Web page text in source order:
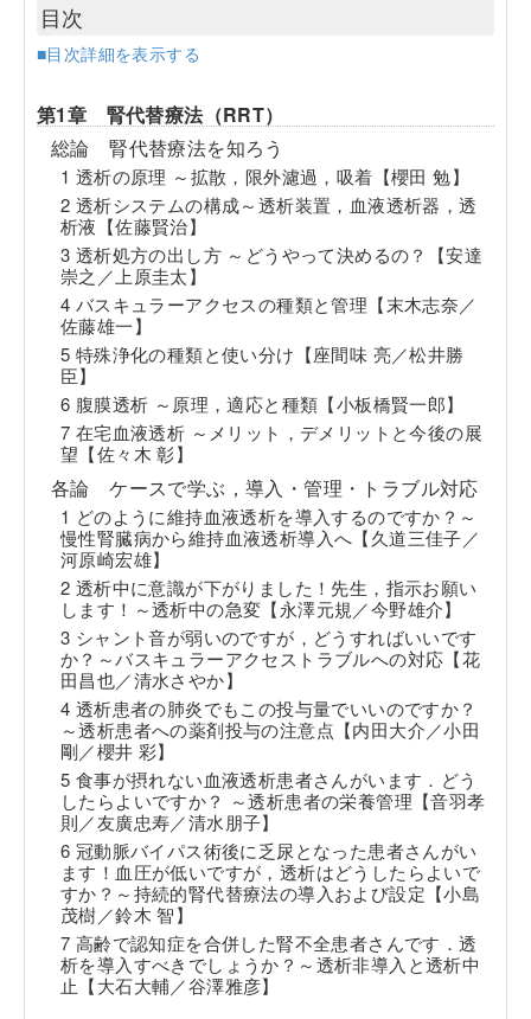
目次
■目次詳細を表示する
第1章 腎代替療法（RRT）
総論 腎代替療法を知ろう
1 透析の原理 ～拡散，限外濾過，吸着【櫻田 勉】
2 透析システムの構成～透析装置，血液透析器，透
析液【佐藤賢治】
3 透析処方の出し方 ～どうやって決めるの？【安達
崇之／上原圭太】
4 バスキュラーアクセスの種類と管理【末木志奈／
佐藤雄一】
5 特殊浄化の種類と使い分け【座間味 亮／松井勝
臣】
6 腹膜透析 ～原理，適応と種類【小板橋賢一郎】
7 在宅血液透析 ～メリット，デメリットと今後の展
望【佐々木 彰】
各論 ケースで学ぶ，導入・管理・トラブル対応
1 どのように維持血液透析を導入するのですか？～
慢性腎臓病から維持血液透析導入へ【久道三佳子／
河原崎宏雄】
2 透析中に意識が下がりました！先生，指示お願い
します！～透析中の急変【永澤元規／今野雄介】
3 シャント音が弱いのですが，どうすればいいです
か？～バスキュラーアクセストラブルへの対応【花
田昌也／清水さやか】
4 透析患者の肺炎でもこの投与量でいいのですか？
～透析患者への薬剤投与の注意点【内田大介／小田
剛／櫻井 彩】
5 食事が摂れない血液透析患者さんがいます．どう
したらよいですか？ ～透析患者の栄養管理【音羽孝
則／友廣忠寿／清水朋子】
6 冠動脈バイパス術後に乏尿となった患者さんがい
ます！血圧が低いですが，透析はどうしたらよいで
すか？～持続的腎代替療法の導入および設定【小島
茂樹／鈴木 智】
7 高齢で認知症を合併した腎不全患者さんです．透
析を導入すべきでしょうか？～透析非導入と透析中
止【大石大輔／谷澤雅彦】